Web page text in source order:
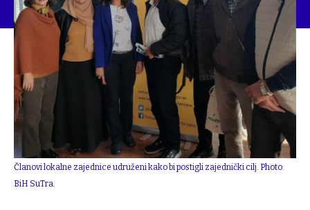
Članovi lokalne zajednice udruženi kako bi postigli zajednički cilj. Photo:
BiH SuTra.